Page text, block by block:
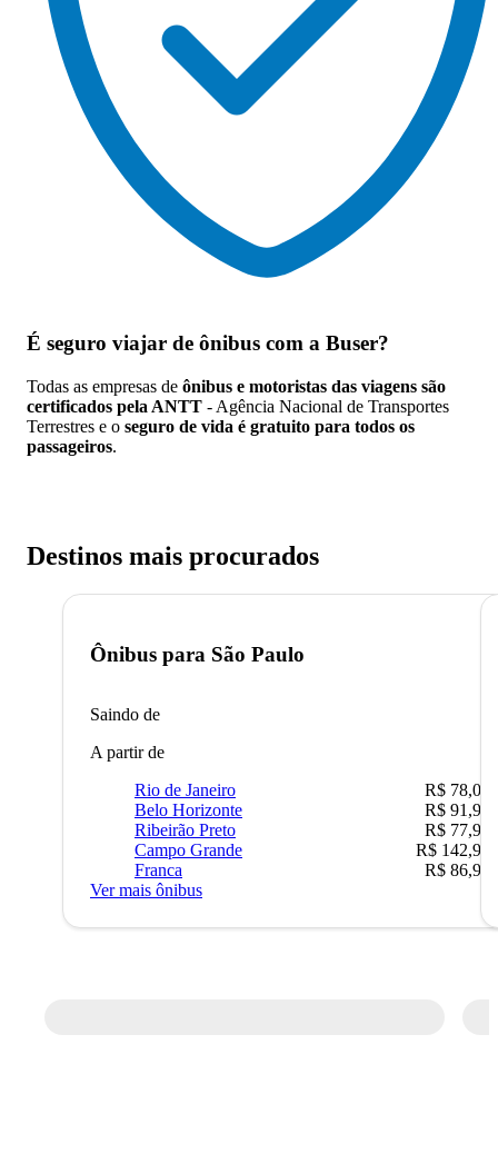
É seguro viajar de ônibus com a Buser?
Todas as empresas de ônibus e motoristas das viagens são
certificados pela ANTT - Agência Nacional de Transportes
Terrestres e o seguro de vida é gratuito para todos os
passageiros.
Destinos mais procurados
Ônibus para São Paulo
Saindo de
A partir de
Rio de Janeiro
R$ 78,02
Belo Horizonte
R$ 91,90
Ribeirão Preto
R$ 77,90
Campo Grande
R$ 142,90
Franca
R$ 86,90
Ver mais ônibus